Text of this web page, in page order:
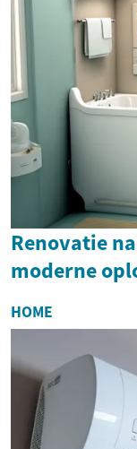
Renovatie
moderne
HOME